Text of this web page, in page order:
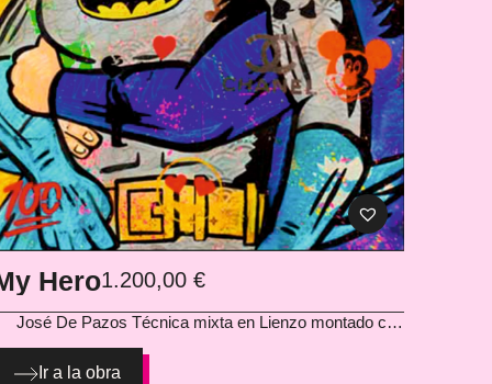
Hero1.200,00€
José De Pazos
Ir a la obra